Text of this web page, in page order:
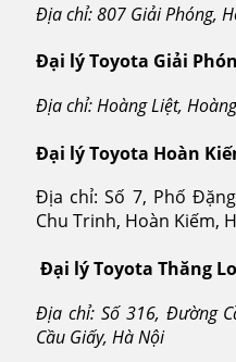
Địa chỉ: 807 Giải Phóng,
Đại lý Toyota Giải
Địa chỉ: Hoàng Liệt,
Đại lý Toyota Hoàn
Địa chỉ: Số 7, Phố
Chu Trinh, Hoàn Kiếm,
Đại lý Toyota Thăng
Địa chỉ: Số 316, Đường
Cầu Giấy, Hà Nội